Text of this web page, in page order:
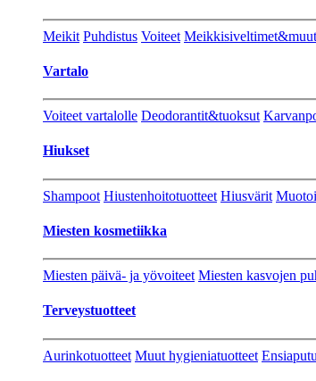
Meikit Puhdistus Voiteet
Vartalo
Voiteet vartalolle Deodorantit&tuoksut
Hiukset
Shampoot Hiustenhoitotuotteet Hiusvärit
Miesten kosmetiikka
Miesten päivä- ja yövoiteet Miesten kasvojen
Terveystuotteet
Aurinkotuotteet Muut hygieniatuotteet